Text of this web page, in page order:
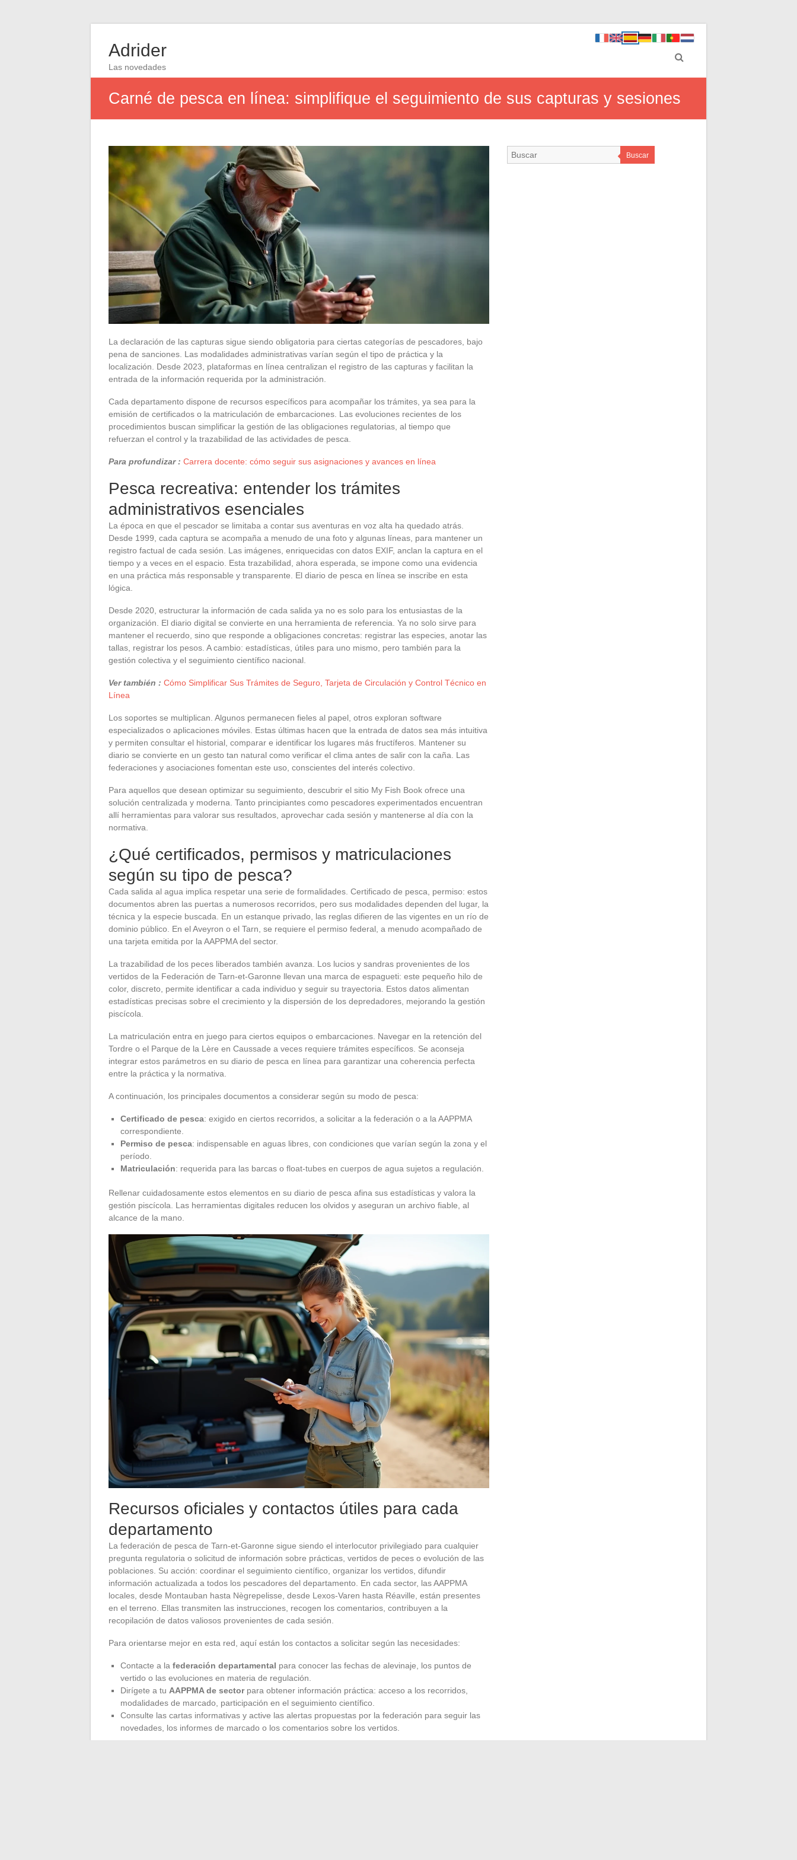
Adrider
Las novedades
Carné de pesca en línea: simplifique el seguimiento de sus capturas y sesiones
La declaración de las capturas sigue siendo obligatoria para ciertas categorías de pescadores, bajo
pena de sanciones. Las modalidades administrativas varían según el tipo de práctica y la
localización. Desde 2023, plataformas en línea centralizan el registro de las capturas y facilitan la
entrada de la información requerida por la administración.
Cada departamento dispone de recursos específicos para acompañar los trámites, ya sea para la
emisión de certificados o la matriculación de embarcaciones. Las evoluciones recientes de los
procedimientos buscan simplificar la gestión de las obligaciones regulatorias, al tiempo que
refuerzan el control y la trazabilidad de las actividades de pesca.
Para profundizar : Carrera docente: cómo seguir sus asignaciones y avances en línea
Pesca recreativa: entender los trámites
administrativos esenciales
La época en que el pescador se limitaba a contar sus aventuras en voz alta ha quedado atrás.
Desde 1999, cada captura se acompaña a menudo de una foto y algunas líneas, para mantener un
registro factual de cada sesión. Las imágenes, enriquecidas con datos EXIF, anclan la captura en el
tiempo y a veces en el espacio. Esta trazabilidad, ahora esperada, se impone como una evidencia
en una práctica más responsable y transparente. El diario de pesca en línea se inscribe en esta
lógica.
Desde 2020, estructurar la información de cada salida ya no es solo para los entusiastas de la
organización. El diario digital se convierte en una herramienta de referencia. Ya no solo sirve para
mantener el recuerdo, sino que responde a obligaciones concretas: registrar las especies, anotar las
tallas, registrar los pesos. A cambio: estadísticas, útiles para uno mismo, pero también para la
gestión colectiva y el seguimiento científico nacional.
Ver también : Cómo Simplificar Sus Trámites de Seguro, Tarjeta de Circulación y Control Técnico en
Línea
Los soportes se multiplican. Algunos permanecen fieles al papel, otros exploran software
especializados o aplicaciones móviles. Estas últimas hacen que la entrada de datos sea más intuitiva
y permiten consultar el historial, comparar e identificar los lugares más fructíferos. Mantener su
diario se convierte en un gesto tan natural como verificar el clima antes de salir con la caña. Las
federaciones y asociaciones fomentan este uso, conscientes del interés colectivo.
Para aquellos que desean optimizar su seguimiento, descubrir el sitio My Fish Book ofrece una
solución centralizada y moderna. Tanto principiantes como pescadores experimentados encuentran
allí herramientas para valorar sus resultados, aprovechar cada sesión y mantenerse al día con la
normativa.
¿Qué certificados, permisos y matriculaciones
según su tipo de pesca?
Cada salida al agua implica respetar una serie de formalidades. Certificado de pesca, permiso: estos
documentos abren las puertas a numerosos recorridos, pero sus modalidades dependen del lugar, la
técnica y la especie buscada. En un estanque privado, las reglas difieren de las vigentes en un río de
dominio público. En el Aveyron o el Tarn, se requiere el permiso federal, a menudo acompañado de
una tarjeta emitida por la AAPPMA del sector.
La trazabilidad de los peces liberados también avanza. Los lucios y sandras provenientes de los
vertidos de la Federación de Tarn-et-Garonne llevan una marca de espagueti: este pequeño hilo de
color, discreto, permite identificar a cada individuo y seguir su trayectoria. Estos datos alimentan
estadísticas precisas sobre el crecimiento y la dispersión de los depredadores, mejorando la gestión
piscícola.
La matriculación entra en juego para ciertos equipos o embarcaciones. Navegar en la retención del
Tordre o el Parque de la Lère en Caussade a veces requiere trámites específicos. Se aconseja
integrar estos parámetros en su diario de pesca en línea para garantizar una coherencia perfecta
entre la práctica y la normativa.
A continuación, los principales documentos a considerar según su modo de pesca:
Certificado de pesca: exigido en ciertos recorridos, a solicitar a la federación o a la AAPPMA
correspondiente.
Permiso de pesca: indispensable en aguas libres, con condiciones que varían según la zona y el
período.
Matriculación: requerida para las barcas o float-tubes en cuerpos de agua sujetos a regulación.
Rellenar cuidadosamente estos elementos en su diario de pesca afina sus estadísticas y valora la
gestión piscícola. Las herramientas digitales reducen los olvidos y aseguran un archivo fiable, al
alcance de la mano.
Recursos oficiales y contactos útiles para cada
departamento
La federación de pesca de Tarn-et-Garonne sigue siendo el interlocutor privilegiado para cualquier
pregunta regulatoria o solicitud de información sobre prácticas, vertidos de peces o evolución de las
poblaciones. Su acción: coordinar el seguimiento científico, organizar los vertidos, difundir
información actualizada a todos los pescadores del departamento. En cada sector, las AAPPMA
locales, desde Montauban hasta Nègrepelisse, desde Lexos-Varen hasta Réaville, están presentes
en el terreno. Ellas transmiten las instrucciones, recogen los comentarios, contribuyen a la
recopilación de datos valiosos provenientes de cada sesión.
Para orientarse mejor en esta red, aquí están los contactos a solicitar según las necesidades:
Contacte a la federación departamental para conocer las fechas de alevinaje, los puntos de
vertido o las evoluciones en materia de regulación.
Dirígete a tu AAPPMA de sectorpara obtener información práctica: acceso a los recorridos,
modalidades de marcado, participación en el seguimiento científico.
Consulte las cartas informativas y active las alertas propuestas por la federación para seguir las
novedades, los informes de marcado o los comentarios sobre los vertidos.
Buscar